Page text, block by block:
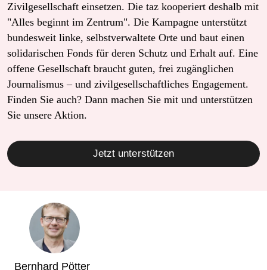
Zivilgesellschaft einsetzen. Die taz kooperiert deshalb mit
"Alles beginnt im Zentrum". Die Kampagne unterstützt
bundesweit linke, selbstverwaltete Orte und baut einen
solidarischen Fonds für deren Schutz und Erhalt auf. Eine
offene Gesellschaft braucht guten, frei zugänglichen
Journalismus – und zivilgesellschaftliches Engagement.
Finden Sie auch? Dann machen Sie mit und unterstützen
Sie unsere Aktion.
Jetzt unterstützen
Bernhard Pötter